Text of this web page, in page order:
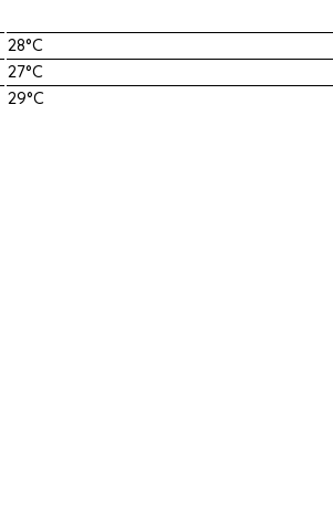
28°C
27°C
29°C